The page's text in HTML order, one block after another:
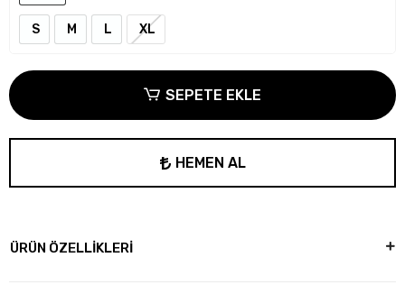
S M L XL
SEPETE EKLE
HEMEN AL
ÜRÜN ÖZELLİKLERİ